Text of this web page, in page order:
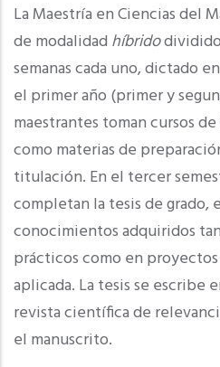
La Maestría en Ciencias del
de modalidad híbrido
semanas cada uno, dictado
el primer año (primer y
maestrantes toman cursos
como materias de
titulación. En el tercer
completan la tesis de grado,
conocimientos adquiridos
prácticos como en
aplicada. La tesis se escribe
revista científica de
el manuscrito.